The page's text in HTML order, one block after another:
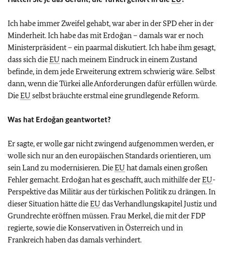
Ich habe immer Zweifel gehabt, war aber in der SPD eher in der
Minderheit. Ich habe das mit Erdoğan – damals war er noch
Ministerpräsident – ein paarmal diskutiert. Ich habe ihm gesagt,
dass sich dieEU nach meinem Eindruck in einem Zustand
befinde, in dem jede Erweiterung extrem schwierig wäre. Selbst
dann, wenn die Türkei alle Anforderungen dafür erfüllen würde.
DieEU selbst bräuchte erstmal eine grundlegende Reform.
Was hat Erdoğan geantwortet?
Er sagte, er wolle gar nicht zwingend aufgenommen werden, er
wolle sich nur an den europäischen Standards orientieren, um
sein Land zu modernisieren. DieEU hat damals einen großen
Fehler gemacht. Erdoğan hat es geschafft, auch mithilfe derEU-
Perspektive das Militär aus der türkischen Politik zu drängen. In
dieser Situation hätte dieEU das Verhandlungskapitel Justiz und
Grundrechte eröffnen müssen. Frau Merkel, die mit der FDP
regierte, sowie die Konservativen in Österreich und in
Frankreich haben das damals verhindert.